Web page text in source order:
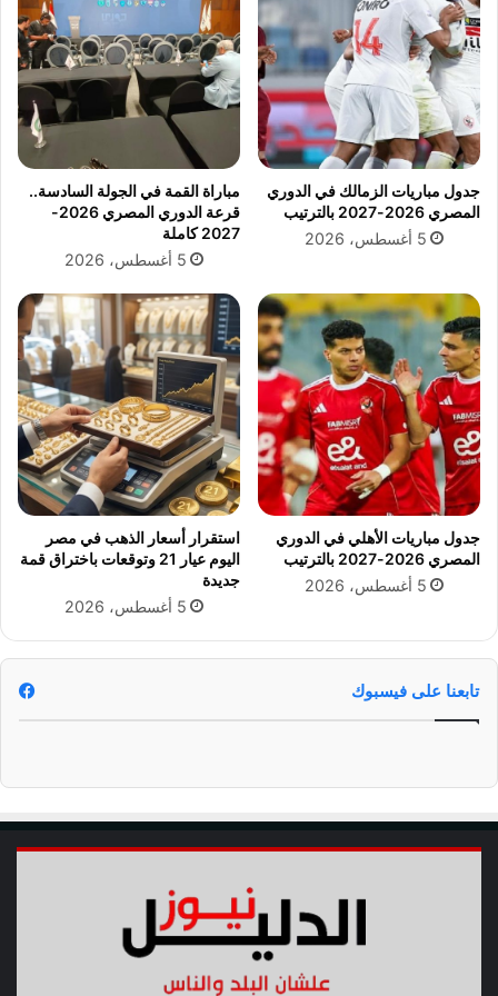
ق
ع
ا
ه
ل
ـ
ك
أ
س
ع
ا
ل
م
2
0
2
6
ا
ل
م
.
ا
ل
ح
ك
م
ص
و
م
ا
ل
ي
ع
م
ر
أ
ت
ا
د
ي
ر
ئ
ا
ل
جدول مباريات الزمالك في الدوري
المصري 2026-2027 بالترتيب
5 أغسطس، 2026
مباراة القمة في الجولة السادسة..
قرعة الدوري المصري 2026-
2027 كاملة
5 أغسطس، 2026
جدول مباريات الأهلي في الدوري
المصري 2026-2027 بالترتيب
5 أغسطس، 2026
استقرار أسعار الذهب في مصر
اليوم عيار 21 وتوقعات باختراق قمة
جديدة
5 أغسطس، 2026
تابعنا على فيسبوك